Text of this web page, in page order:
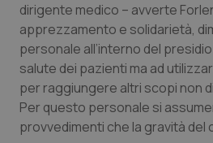
dirigente medico – avverte
apprezzamento e solidarietà,
personale all’interno del
salute dei pazienti ma ad
per raggiungere altri scopi non
Per questo personale si
provvedimenti che la gravità del
CookieScriptConsent